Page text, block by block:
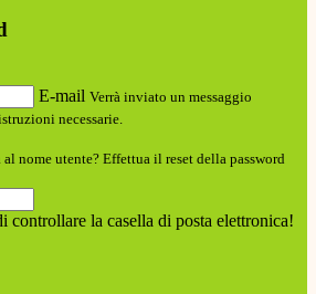
E-mail Verrà inviato un messaggio
necessarie.
nome utente? Effettua il reset della password
controllare la casella di posta elettronica!